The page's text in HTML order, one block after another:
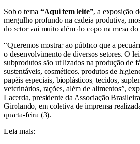
Sob o tema “Aqui tem leite”, a exposição
mergulho profundo na cadeia produtiva,
do setor vai muito além do copo na mesa do
“Queremos mostrar ao público que a
o desenvolvimento de diversos setores. O
subprodutos são utilizados na produção de
sustentáveis, cosméticos, produtos de
papéis especiais, bioplásticos, tecidos,
veterinários, rações, além de alimentos”,
Lacerda, presidente da Associação
Girolando, em coletiva de imprensa
quarta-feira (3).
Leia mais: